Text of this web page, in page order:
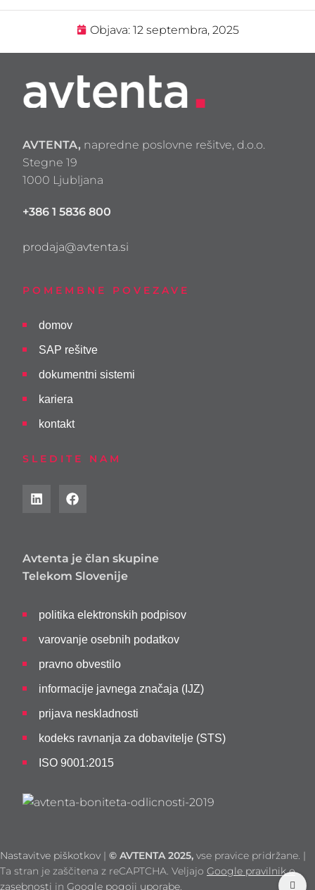
Objava: 12 septembra, 2025
AVTENTA, napredne poslovne rešitve, d.o.o.
Stegne 19
1000 Ljubljana
+386 1 5836 800
prodaja@avtenta.si
POMEMBNE POVEZAVE
domov
SAP rešitve
dokumentni sistemi
kariera
kontakt
SLEDITE NAM
Avtenta je član skupine
Telekom Slovenije
politika elektronskih podpisov
varovanje osebnih podatkov
pravno obvestilo
informacije javnega značaja (IJZ)
prijava neskladnosti
kodeks ravnanja za dobavitelje (STS)
ISO 9001:2015
Nastavitve piškotkov | © AVTENTA 2025, vse pravice pridržane. |
Ta stran je zaščitena z reCAPTCHA. Veljajo Google pravilnik o
zasebnosti in Google pogoji uporabe.